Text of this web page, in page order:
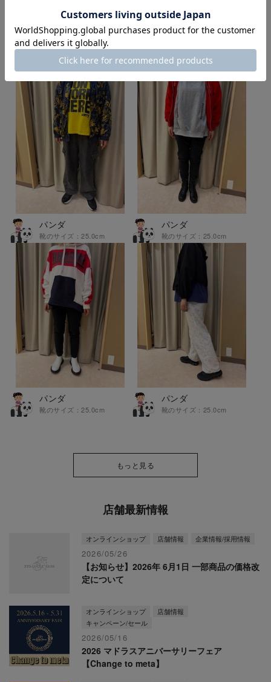
STAFF STYLING
スタッフスタイリング
パンダ
靴のサイズ：25.0cm
パンダ
靴のサイズ：25.0cm
パンダ
靴のサイズ：25.0cm
パンダ
靴のサイズ：25.0cm
もっと見る
店舗最新情報
オンラインショップ 店舗情報 企業情報/採用情報
2026/05/26
【お知らせ】2026年 6月1日 一部商品の価格改
定について
オンラインショップ
店舗情報
キャンペーン/セール
2026/05/16
2026 マドラスアニバーサリーフェア
【Change to meta】